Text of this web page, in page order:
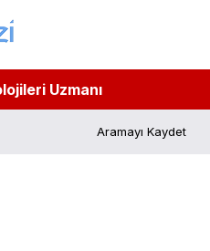
Uzmanı
Aramayı Kaydet